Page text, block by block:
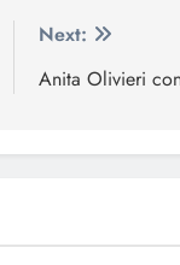
Next:
Anita Olivieri